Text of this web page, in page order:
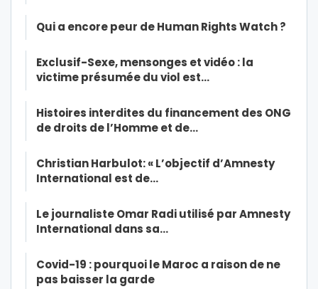
Qui a encore peur de Human Rights Watch ?
Exclusif-Sexe, mensonges et vidéo : la
victime présumée du viol est…
Histoires interdites du financement des ONG
de droits de l’Homme et de…
Christian Harbulot: « L’objectif d’Amnesty
International est de…
Le journaliste Omar Radi utilisé par Amnesty
International dans sa…
Covid-19 : pourquoi le Maroc a raison de ne
pas baisser la garde